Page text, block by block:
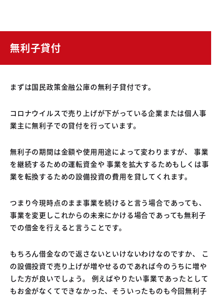
無利子貸付
まずは国民政策金融公庫の無利子貸付です。
コロナウイルスで売り上げが下がっている企業または個人事
業主に無利子での貸付を行っています。
無利子の期間は金額や使用用途によって変わりますが、 事業
を継続するための運転資金や 事業を拡大するためもしくは事
業を転換するための設備投資の費用を貸してくれます。
つまり今現時点のまま事業を続けると言う場合であっても、
事業を変更しこれからの未来にかける場合であっても無利子
での借金を行えると言うことです。
もちろん借金なので返さないといけないわけなのですか、 こ
の設備投資で売り上げが増やせるのであれば今のうちに増や
した方が良いでしょう。 例えばやりたい事業であったとして
もお金がなくてできなかった、そういったものも今回無利子